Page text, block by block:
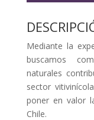
Mediante la
buscamos
naturales
sector
poner en valor
Chile.